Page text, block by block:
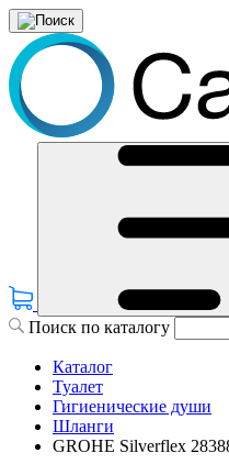
Поиск по каталогу
Каталог
Туалет
Гигиенические души
Шланги
GROHE Silverflex